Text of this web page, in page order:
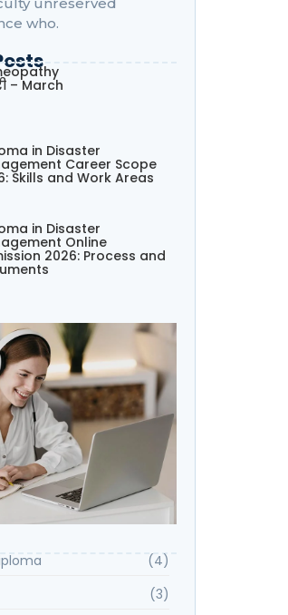
unreserved
who.
– March
in Disaster
Career Scope
Skills and Work Areas
in Disaster
Online
2026: Process and
(4)
(3)